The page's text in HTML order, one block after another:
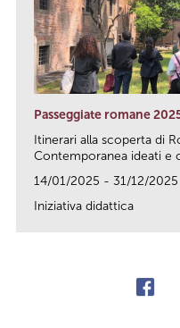
Passeggiate romane
Itinerari alla scoperta di
Contemporanea ideati e
14/01/2025 - 31/12/2025
Iniziativa didattica